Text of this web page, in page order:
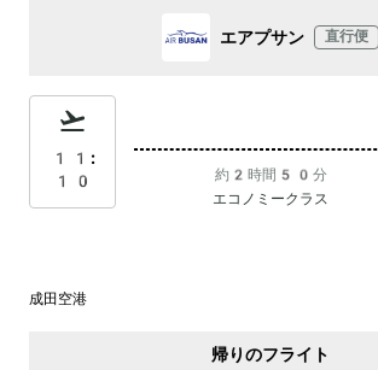
エアプサン 直行便
11:
10
約2時間50分
エコノミークラス
成田空港
帰りのフライト